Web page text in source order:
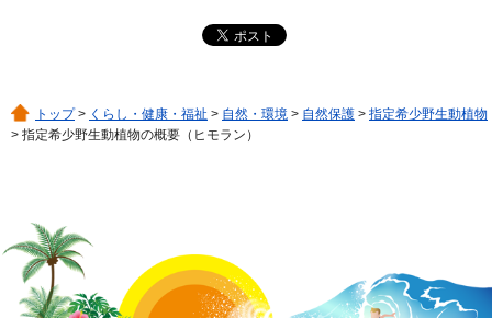
トップ> くらし・健康・福祉 > 自然・環境 > 自然保護 > 指定希少野生動植物
> 指定希少野生動植物の概要（ヒモラン）